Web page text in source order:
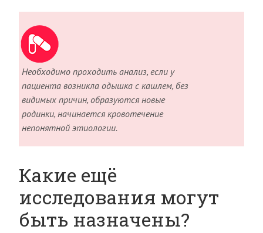
Необходимо проходить анализ, если у
пациента возникла одышка с кашлем, без
видимых причин, образуются новые
родинки, начинается кровотечение
непонятной этиологии.
Какие ещё
исследования могут
быть назначены?